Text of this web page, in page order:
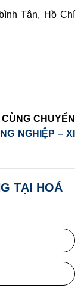
Tân, Hồ Chí
CHUYỂN
NGHIỆP – XI
TẠI HOÁ